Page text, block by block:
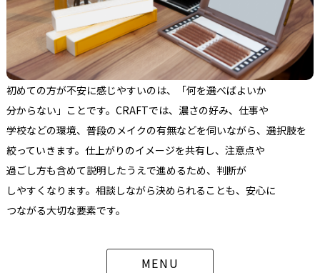
初めての方が不安に感じやすいのは、 「何を選べばよいか
分からない」ことです。 CRAFTでは、 濃さの好み、 仕事や
学校などの環境、 普段のメイクの有無などを伺いながら、 選択肢を
絞っていきます。 仕上がりのイメージを共有し、 注意点や
過ごし方も含めて説明したうえで進めるため、 判断が
しやすくなります。 相談しながら決められる ことも、 安心に
つながる大切な要素です。
MENU